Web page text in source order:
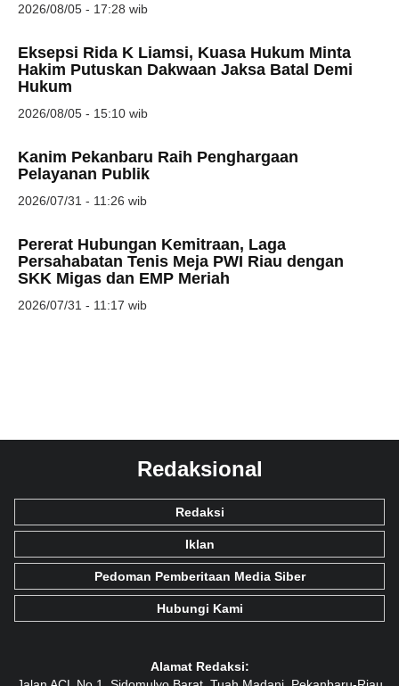
2026/08/05 - 17:28 wib
Eksepsi Rida K Liamsi, Kuasa Hukum Minta
Hakim Putuskan Dakwaan Jaksa Batal Demi
Hukum
2026/08/05 - 15:10 wib
Kanim Pekanbaru Raih Penghargaan
Pelayanan Publik
2026/07/31 - 11:26 wib
Pererat Hubungan Kemitraan, Laga
Persahabatan Tenis Meja PWI Riau dengan
SKK Migas dan EMP Meriah
2026/07/31 - 11:17 wib
Redaksional
Redaksi
Iklan
Pedoman Pemberitaan Media Siber
Hubungi Kami
Alamat Redaksi: